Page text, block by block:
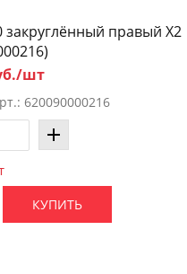
правый X2
шт
620090000216
КУПИТЬ